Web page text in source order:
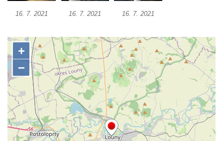
16. 7. 2021 16. 7. 2021 16. 7. 2021